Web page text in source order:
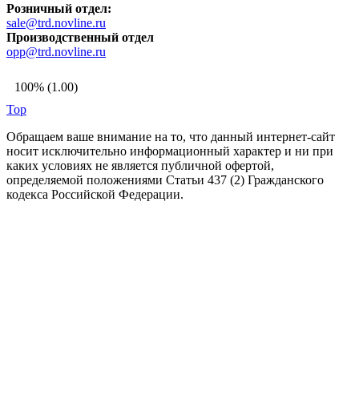
Розничный отдел:
sale@trd.novline.ru
Производственный отдел
opp@trd.novline.ru
100% (1.00)
Top
Обращаем ваше внимание на то, что данный интернет-сайт
носит исключительно информационный характер и ни при
каких условиях не является публичной офертой,
определяемой положениями Статьи 437 (2) Гражданского
кодекса Российской Федерации.